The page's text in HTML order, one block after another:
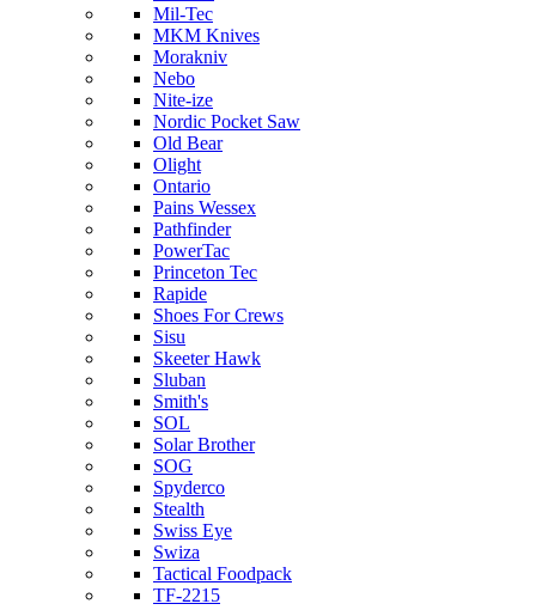
Mil-Tec
MKM Knives
Morakniv
Nebo
Nite-ize
Nordic Pocket Saw
Old Bear
Olight
Ontario
Pains Wessex
Pathfinder
PowerTac
Princeton Tec
Rapide
Shoes For Crews
Sisu
Skeeter Hawk
Sluban
Smith's
SOL
Solar Brother
SOG
Spyderco
Stealth
Swiss Eye
Swiza
Tactical Foodpack
TF-2215